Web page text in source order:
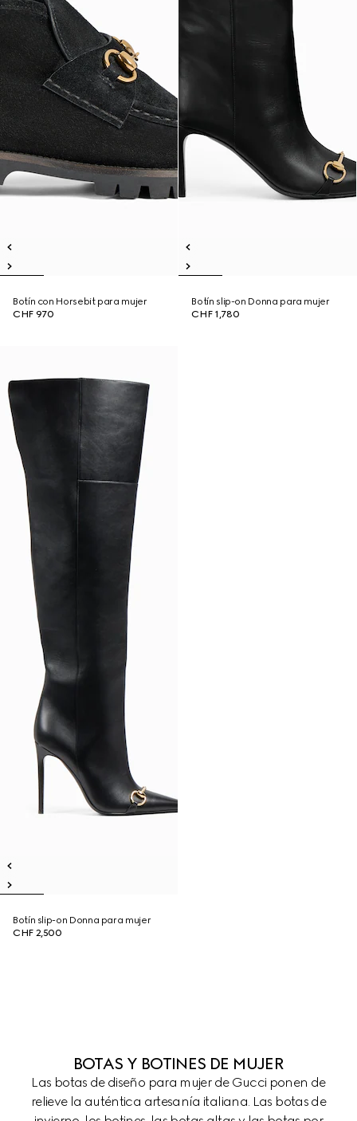
Botín con Horsebit para mujer
CHF 970
Botín slip-on Donna para mujer
CHF 1,780
Botín slip-on Donna para mujer
CHF 2,500
BOTAS Y BOTINES DE MUJER
Las botas de diseño para mujer de Gucci ponen de
relieve la auténtica artesanía italiana. Las botas de